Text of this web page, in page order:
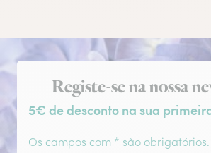
Subscrição da newsletter
Registe-se na nossa
5€ de desconto na sua
Os campos com * são obrigatórios.